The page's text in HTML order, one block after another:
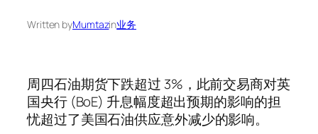
Written byMumtazin业务
周四石油期货下跌超过 3%，此前交易商对英
国央行 (BoE) 升息幅度超出预期的影响的担
忧超过了美国石油供应意外减少的影响。